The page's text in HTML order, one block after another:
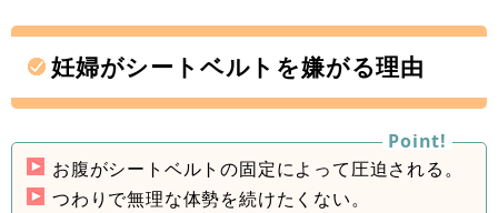
妊婦がシートベルトを嫌がる理由
お腹がシートベルトの固定によって圧迫される。
つわりで無理な体勢を続けたくない。